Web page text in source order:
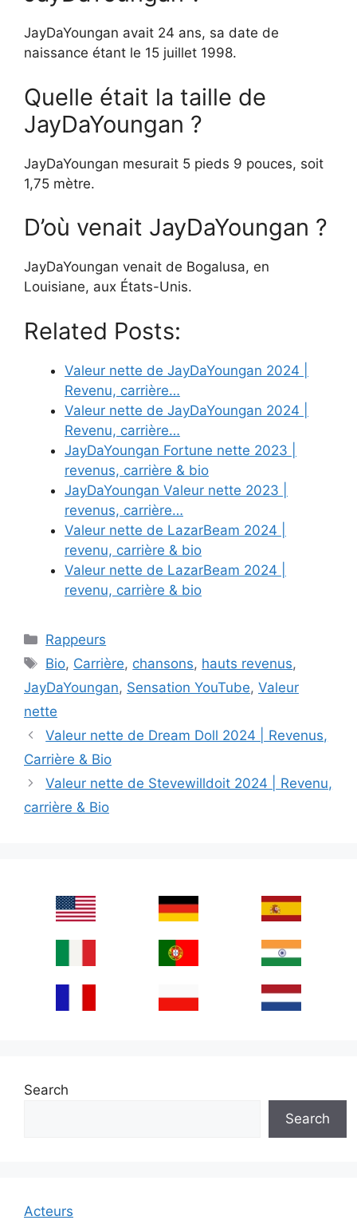
JayDaYoungan avait 24 ans, sa date de
naissance étant le 15 juillet 1998.
Quelle était la taille de
JayDaYoungan ?
JayDaYoungan mesurait 5 pieds 9 pouces, soit
1,75 mètre.
D’où venait JayDaYoungan ?
JayDaYoungan venait de Bogalusa, en
Louisiane, aux États-Unis.
Related Posts:
Valeur nette de JayDaYoungan 2024 |
Revenu, carrière…
Valeur nette de JayDaYoungan 2024 |
Revenu, carrière…
JayDaYoungan Fortune nette 2023 |
revenus, carrière & bio
JayDaYoungan Valeur nette 2023 |
revenus, carrière…
Valeur nette de LazarBeam 2024 |
revenu, carrière & bio
Valeur nette de LazarBeam 2024 |
revenu, carrière & bio
Categories
Rappeurs
Tags
Bio, Carrière, chansons, hauts revenus,
JayDaYoungan, Sensation YouTube, Valeur
nette
Valeur nette de Dream Doll 2024 | Revenus,
Carrière & Bio
Valeur nette de Stevewilldoit 2024 | Revenu,
carrière & Bio
Search
Search
Acteurs